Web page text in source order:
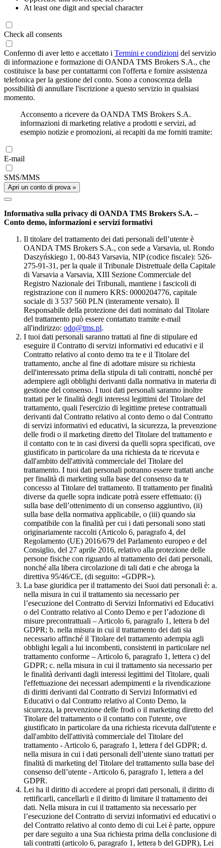
At least one digit and special character
Check all consents
Confermo di aver letto e accettato i Termini e condizioni del servizio
di informazione e formazione di OANDA TMS Brokers S.A., che
costituisce la base per contattarmi con l'offerta e fornire assistenza
telefonica per la gestione del conto. Sono a conoscenza della
possibilità di annullare l'iscrizione a questo servizio in qualsiasi
momento.
Acconsento a ricevere da OANDA TMS Brokers S.A.
informazioni di marketing relative a prodotti e servizi, ad
esempio notizie e promozioni, ai recapiti da me forniti tramite:
E-mail
SMS/MMS
Apri un conto di prova »
Informativa sulla privacy di OANDA TMS Brokers S.A. –
Conto demo, informazioni e servizi formativi
Il titolare del trattamento dei dati personali dell’utente è
OANDA TMS Brokers S.A., con sede a Varsavia, ul. Rondo
Daszyńskiego 1, 00-843 Varsavia, NIP (codice fiscale): 526-
275-91-31, per la quale il Tribunale Distrettuale della Capitale
di Varsavia a Varsavia, XIII Sezione Commerciale del
Registro Nazionale dei Tribunali, mantiene i fascicoli di
registrazione con il numero KRS: 0000204776, capitale
sociale di 3 537 560 PLN (interamente versato). Il
Responsabile della protezione dei dati nominato dal Titolare
del trattamento può essere contattato tramite e-mail
all'indirizzo: odo@tms.pl.
I tuoi dati personali saranno trattati al fine di stipulare ed
eseguire il Contratto di servizi informativi ed educativi e il
Contratto relativo al conto demo tra te e il Titolare del
trattamento, anche al fine di adottare misure su richiesta
dell'interessato prima della stipula di tali contratti, nonché per
adempiere agli obblighi derivanti dalla normativa in materia di
gestione del consenso. I tuoi dati personali saranno inoltre
trattati per le finalità degli interessi legittimi del Titolare del
trattamento, quali l'esercizio di legittime pretese contrattuali
derivanti dal Contratto relativo al conto demo o dal Contratto
di servizi informativi ed educativi, la sicurezza, la prevenzione
delle frodi o il marketing diretto del Titolare del trattamento e
il contatto con te in casi diversi da quelli sopra specificati, ove
giustificato in particolare da una richiesta da te ricevuta e
dall'ambito dell'attività commerciale del Titolare del
trattamento. I tuoi dati personali potranno essere trattati anche
per finalità di marketing sulla base del consenso da te
concesso al Titolare del trattamento. Il trattamento per finalità
diverse da quelle sopra indicate potrà essere effettuato: (i)
sulla base dell’ottenimento di un consenso aggiuntivo, (ii)
sulla base della normativa applicabile, o (iii) quando sia
compatibile con la finalità per cui i dati personali sono stati
originariamente raccolti (Articolo 6, paragrafo 4, del
Regolamento (UE) 2016/679 del Parlamento europeo e del
Consiglio, del 27 aprile 2016, relativo alla protezione delle
persone fisiche con riguardo al trattamento dei dati personali,
nonché alla libera circolazione di tali dati e che abroga la
direttiva 95/46/CE, (di seguito: «GDPR»).
La base giuridica per il trattamento dei Suoi dati personali è: a.
nella misura in cui il trattamento sia necessario per
l’esecuzione del Contratto di Servizi Informativi ed Educativi
o del Contratto relativo al Conto Demo e per l’adozione di
misure precontrattuali – Articolo 6, paragrafo 1, lettera b del
GDPR; b. nella misura in cui il trattamento dei dati sia
necessario affinché il Titolare del trattamento adempia agli
obblighi legali a lui incombenti, consistenti in particolare nel
trattamento conforme – Articolo 6, paragrafo 1, lettera c) del
GDPR; c. nella misura in cui il trattamento sia necessario per
le finalità derivanti dagli interessi legittimi del Titolare, quali
l'effettuazione dei necessari adempimenti e la rivendicazione
di diritti derivanti dal Contratto di Servizi Informativi ed
Educativi o dal Contratto relativo al Conto Demo, la
sicurezza, la prevenzione delle frodi o il marketing diretto del
Titolare del trattamento o il contatto con l'utente, ove
giustificato in particolare da una richiesta ricevuta dall'utente e
dall'ambito dell'attività commerciale del Titolare del
trattamento - Articolo 6, paragrafo 1, lettera f del GDPR; d.
nella misura in cui i dati personali dell’utente siano trattati per
finalità di marketing del Titolare del trattamento sulla base del
consenso dell’utente - Articolo 6, paragrafo 1, lettera a del
GDPR.
Lei ha il diritto di accedere ai propri dati personali, il diritto di
rettificarli, cancellarli e il diritto di limitare il trattamento dei
dati. Nella misura in cui il trattamento sia necessario per
l’esecuzione del Contratto di servizi informativi ed educativi o
del Contratto relativo al conto demo di cui Lei è parte, oppure
per dare seguito a una Sua richiesta prima della conclusione di
tali contratti (articolo 6, paragrafo 1, lettera b del GDPR), Lei